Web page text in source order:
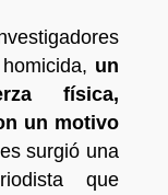
un
física,
un motivo
surgió una
que